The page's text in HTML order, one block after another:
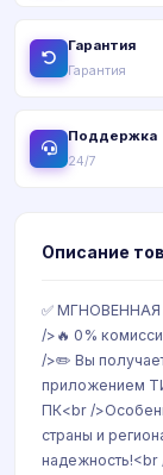
Гарантия
Гарантия
Поддержка
24/7
Описание
✅ МГНОВЕННАЯ
/>🔥 0%
/>✏️ Вы
приложением
ПК<br /
страны и